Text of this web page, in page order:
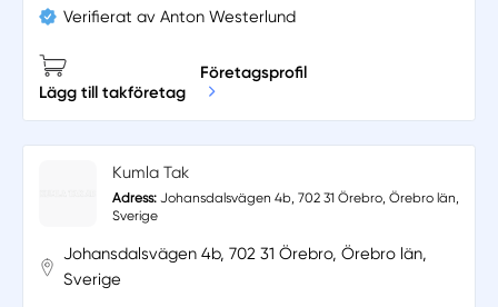
Verifierat av Anton Westerlund
Lägg till takföretag
Företagsprofil
Kumla Tak
Adress:Johansdalsvägen 4b, 702 31 Örebro, Örebro län,
Sverige
Johansdalsvägen 4b, 702 31 Örebro, Örebro län,
Sverige